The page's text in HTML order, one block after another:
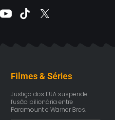
Filmes & Séries
Justiça dos EUA suspende
fusão bilionária entre
Paramount e Warner Bros.